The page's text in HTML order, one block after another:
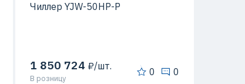
Чиллер YJW-50HP-P
1 850 724 ₽/шт.
В розницу
0 0